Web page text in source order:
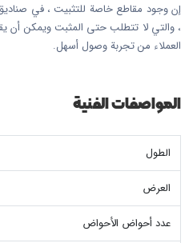
إن وجود مقاطع خاصة للتثبيت ، في
، والتي لا تتطلب حتى المثبت ويمكن أن
العملاء من تجربة وصول أسهل.
المواصفات الفنية
الطول
العرض
عدد أحواض الأحواض